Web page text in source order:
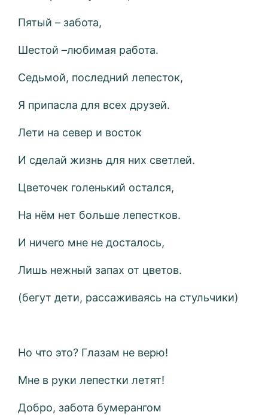
Пятый – забота,
Шестой –любимая работа.
Седьмой, последний лепесток,
Я припасла для всех друзей.
Лети на север и восток
И сделай жизнь для них светлей.
Цветочек голенький остался,
На нём нет больше лепестков.
И ничего мне не досталось,
Лишь нежный запах от цветов.
(бегут дети, рассаживаясь на стульчики)
Но что это? Глазам не верю!
Мне в руки лепестки летят!
Добро, забота бумерангом